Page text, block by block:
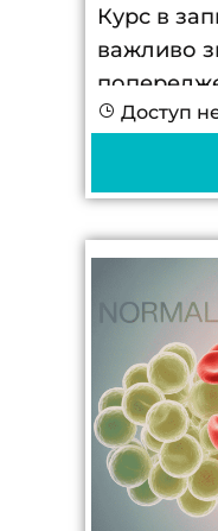
Курс в
важливо
виявлення
ризику
Доступ